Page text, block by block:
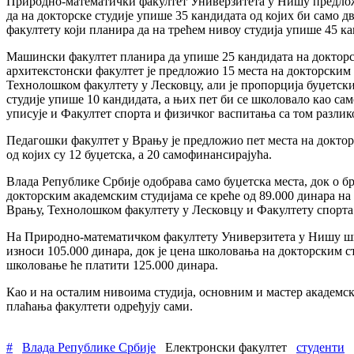
да на докторске студије упише 35 кандидата од којих би само
факултету који планира да на трећем нивоу студија упише 45
Машински факултет планира да упише 25 кандидата на
архитекстонски факултет је предложио 15 места на
Технолошком факултету у Лесковцу, али је пропорција
студије упише 10 кандидата, а њих пет би се школовало као
уписује и Факултет спорта и физичког васпитања са том
Педагошки факултет у Врању је предложио пет места на
од којих су 12 буџетска, а 20 самофинансирајућа.
Влада Републике Србије одобрава само буџетска места, док о
докторским академским студијама се креће од 89.000 динара
Врању, Технолошком факултету у Лесковцу и Факултету
На Природно-математичком факултету Универзитета у Нишу
износи 105.000 динара, док је цена школовања на докторским
школовање ће платити 125.000 динара.
Као и на осталим нивоима студија, основним и мастер
плаћања факултети одређују сами.
# Влада Републике Србије Електронски факултет студенти